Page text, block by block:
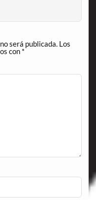
será publicada. Los
con *